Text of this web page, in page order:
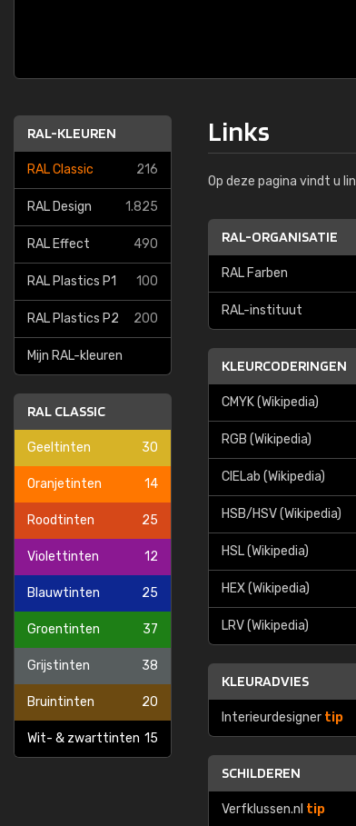
RAL-KLEUREN
RAL Classic 216
RAL Design 1.825
RAL Effect 490
RAL Plastics P1 100
RAL Plastics P2 200
Mijn RAL-kleuren
RAL CLASSIC
Geeltinten 30
Oranjetinten 14
Roodtinten 25
Violettinten 12
Blauwtinten 25
Groentinten 37
Grijstinten 38
Bruintinten 20
Wit- & zwarttinten 15
Links
Op deze pagina vindt u
RAL-ORGANISATIE
RAL Farben
RAL-instituut
KLEURCODERINGEN
CMYK (Wikipedia)
RGB (Wikipedia)
CIELab (Wikipedia)
HSB/HSV (Wikipedia)
HSL (Wikipedia)
HEX (Wikipedia)
LRV (Wikipedia)
KLEURADVIES
Interieurdesigner tip
SCHILDEREN
Verfklussen.nl tip